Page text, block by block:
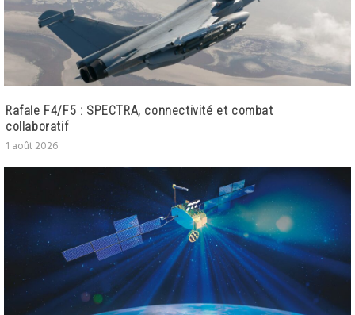
Rafale F4/F5 : SPECTRA, connectivité et combat
collaboratif
1 août 2026